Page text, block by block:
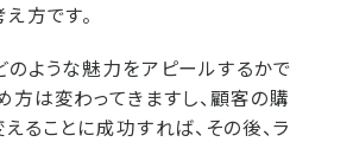
方です。
のような魅力をアピールするかで
は変わってきますし、顧客の購
ることに成功すれば、その後、ラ